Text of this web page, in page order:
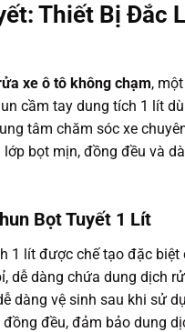
Thiết Bị Đắc
xe ô tô không chạm,
cầm tay dung tích 1 lít
tâm chăm sóc xe
bọt mịn, đồng đều và
Bọt Tuyết 1 Lít
1 lít được chế tạo đặc
dễ dàng chứa dung dịch
dàng vệ sinh sau khi sử
đều, đảm bảo dung